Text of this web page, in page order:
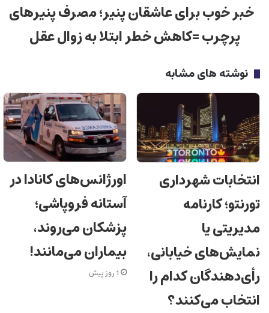
خبر خوب برای عاشقان پنیر؛ مصرف پنیرهای
پرچرب =کاهش خطر ابتلا به زوال عقل
نوشته های مشابه
انتخابات شهرداری
تورنتو؛ کارنامه
مدیریتی یا
نمایش‌های خیابانی،
رأی‌دهندگان کدام را
انتخاب می‌کنند؟
اورژانس‌های کانادا در
آستانه فروپاشی؛
پزشکان می‌روند،
بیماران می‌مانند!
1 روز پیش